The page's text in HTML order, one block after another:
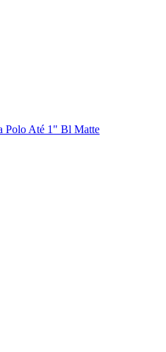
Polo Até 1" Bl Matte